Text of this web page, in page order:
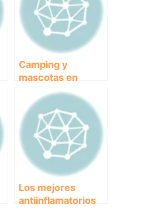
Camping y
mascotas en
Cataluña:
Descubre los
mejores destinos
pet-friendly para
tus próximas
vacaciones
Los mejores
antiinflamatorios